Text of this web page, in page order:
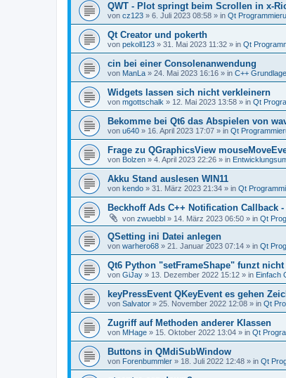
QWT - Plot springt beim Scrollen in x-
von cz123 » 6. Juli 2023 08:58 » in Qt
Qt Creator und pokerth
von pekoll123 » 31. Mai 2023 11:32 » in Qt
cin bei einer Consolenanwendung
von ManLa » 24. Mai 2023 16:16 » in C++
Widgets lassen sich nicht verkleinern
von mgottschalk » 12. Mai 2023 13:58 » in Qt
Bekomme bei Qt6 das Abspielen von
von u640 » 16. April 2023 17:07 » in Qt
Frage zu QGraphicsView
von Bolzen » 4. April 2023 22:26 » in
Akku Stand auslesen WIN11
von kendo » 31. März 2023 21:34 » in Qt
Beckhoff Ads C++ Notification Callback
von zwuebbl » 14. März 2023 06:50 » in Qt
QSetting ini Datei anlegen
von warhero68 » 21. Januar 2023 07:14 » in Qt
Qt6 Python "setFrameShape" funzt nicht
von GiJay » 13. Dezember 2022 15:12 » in Einfach
keyPressEvent QKeyEvent es gehen
von Salvator » 25. November 2022 12:08 » in Qt
Zugriff auf Methoden anderer Klassen
von MHage » 15. Oktober 2022 13:04 » in Qt
Buttons in QMdiSubWindow
von Forenbummler » 18. Juli 2022 12:48 » in Qt